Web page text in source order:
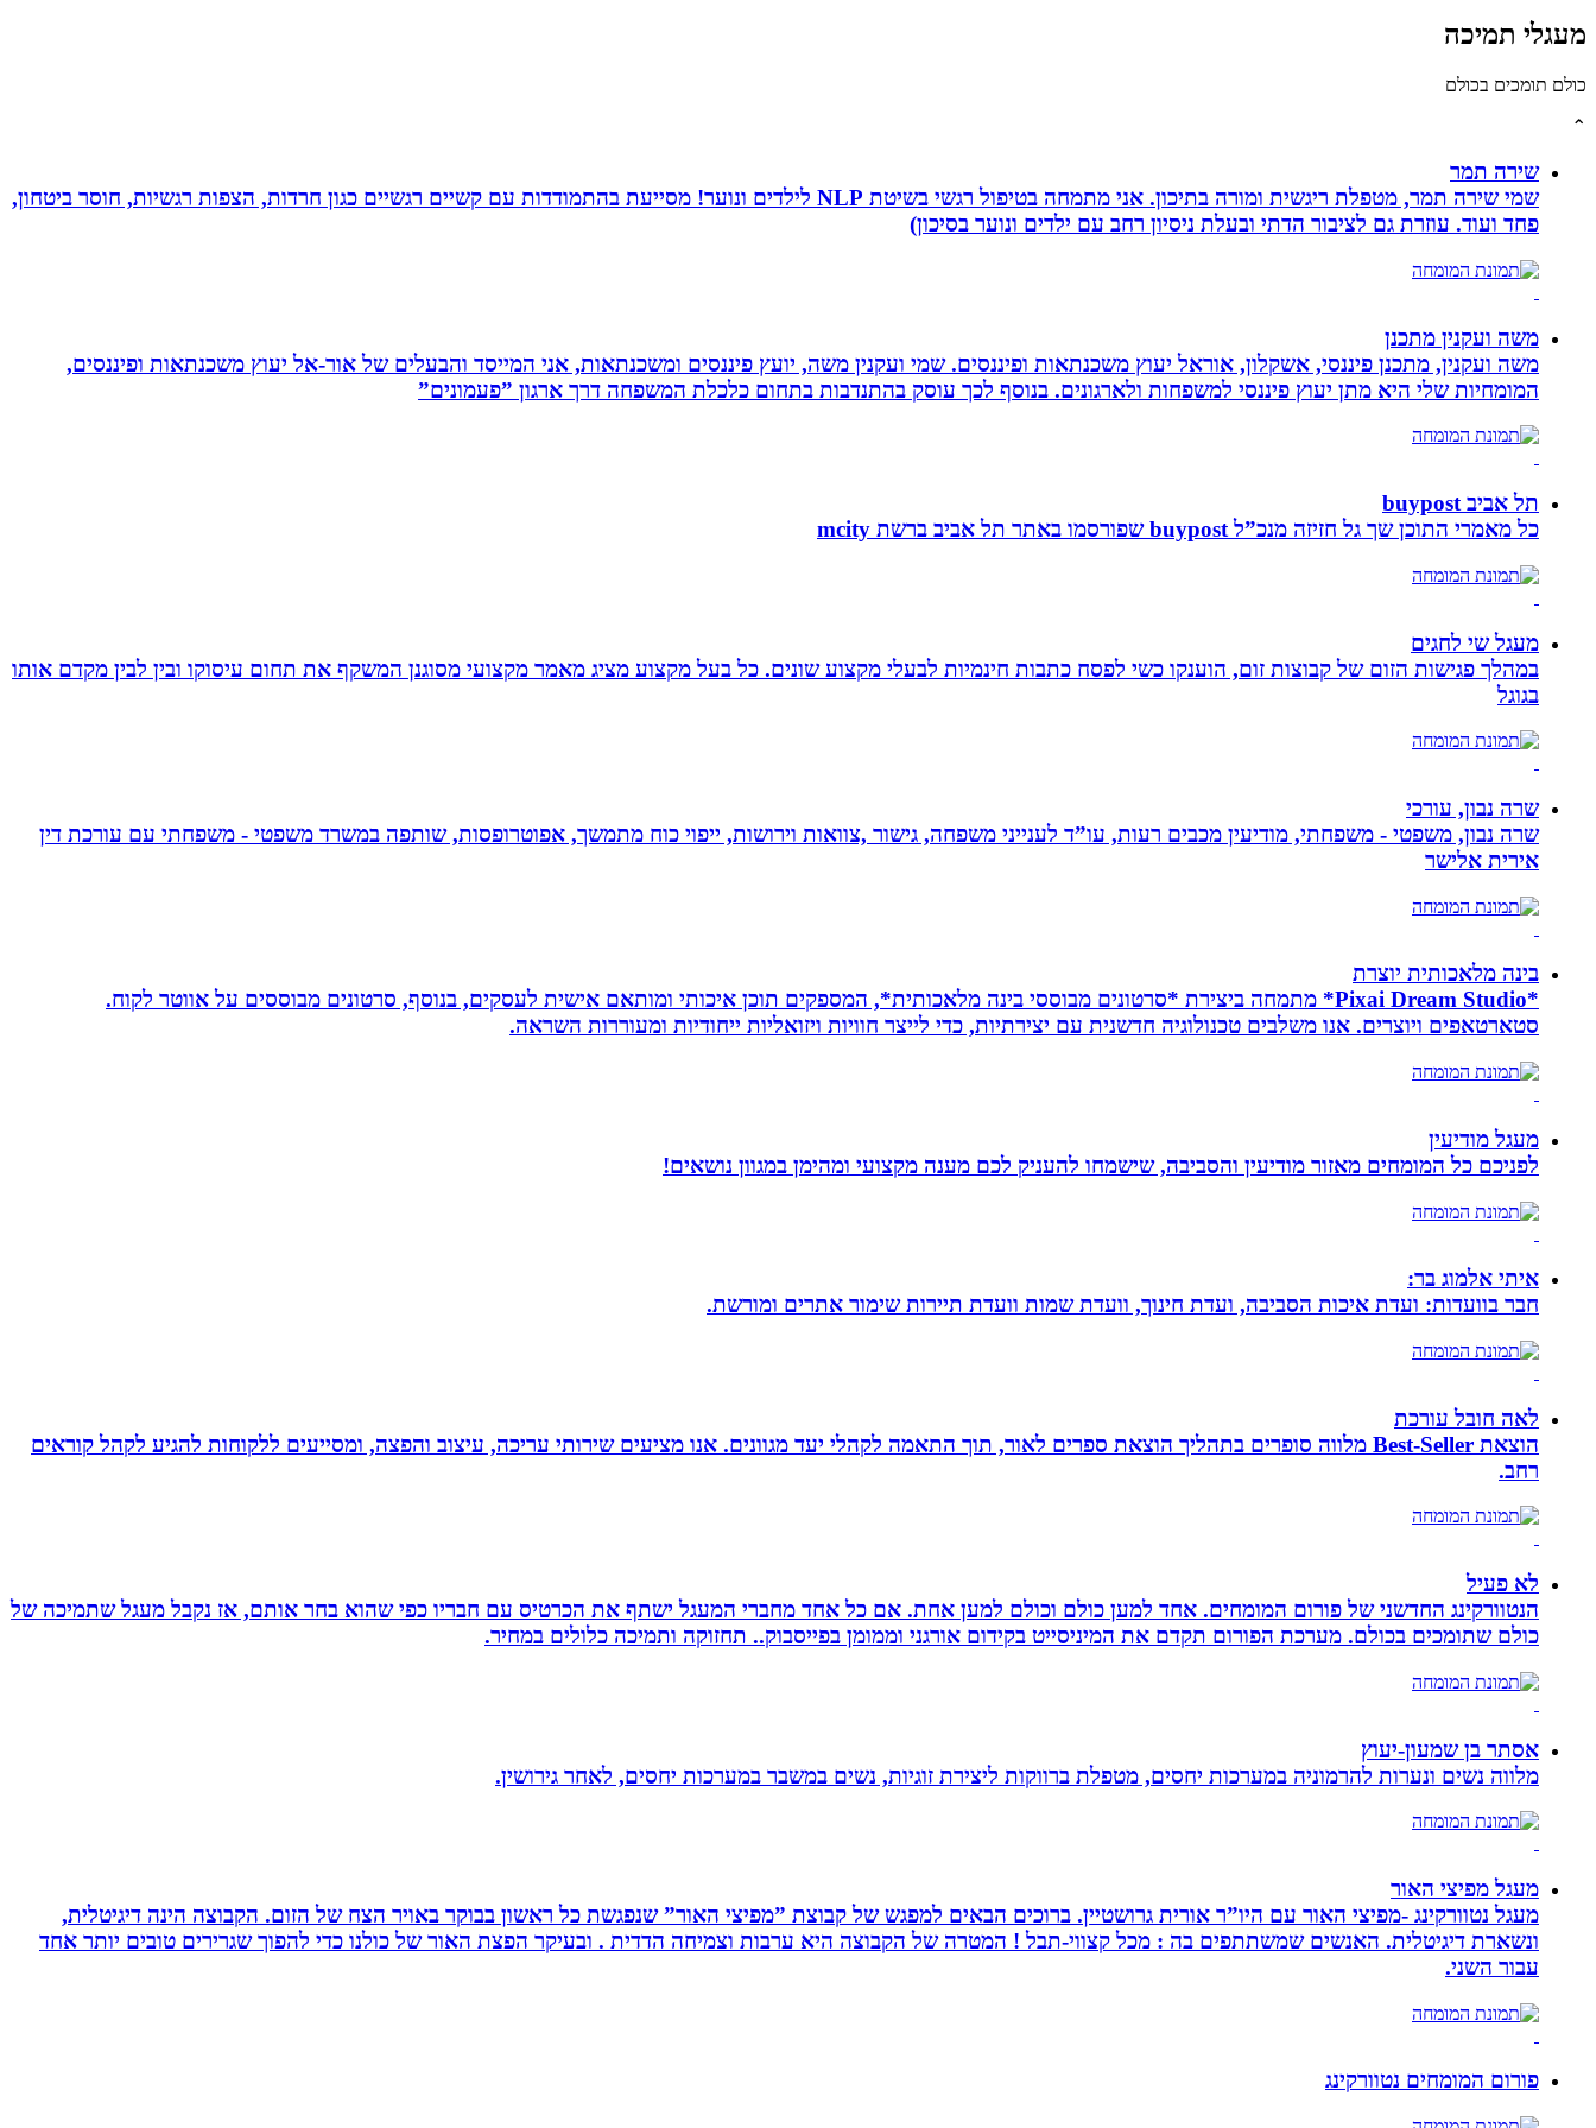
מעגלי תמיכה
כולם תומכים בכולם
⌃
שירה תמר
שמי שירה תמר, מטפלת ריגשית ומורה בתיכון. אני מתמחה בטיפול רגשי בשיטת NLP לילדים ונוער! מסייעת בהתמודדות עם קשיים רגשיים כגון חרדות, הצפות רגשיות, חוסר ביטחון,
פחד ועוד. עוזרת גם לציבור הדתי ובעלת ניסיון רחב עם ילדים ונוער בסיכון)
משה ועקנין מתכנן
משה ועקנין, מתכנן פיננסי, אשקלון, אוראל יעוץ משכנתאות ופיננסים. שמי ועקנין משה, יועץ פיננסים ומשכנתאות, אני המייסד והבעלים של אור-אל יעוץ משכנתאות ופיננסים,
המומחיות שלי היא מתן יעוץ פיננסי למשפחות ולארגונים. בנוסף לכך עוסק בהתנדבות בתחום כלכלת המשפחה דרך ארגון ”פעמונים”
תל אביב buypost
כל מאמרי התוכן שך גל חזיזה מנכ”ל buypost שפורסמו באתר תל אביב ברשת mcity
מעגל שי לחגים
במהלך פגישות הזום של קבוצות זום, הוענקו כשי לפסח כתבות חינמיות לבעלי מקצוע שונים. כל בעל מקצוע מציג מאמר מקצועי מסוגנן המשקף את תחום עיסוקו ובין לבין מקדם אותו
בגוגל
שרה נבון, עורכי
שרה נבון, משפטי - משפחתי, מודיעין מכבים רעות, עו”ד לענייני משפחה, גישור ,צוואות וירושות, ייפוי כוח מתמשך, אפוטרופסות, שותפה במשרד משפטי - משפחתי עם עורכת דין
אירית אלישר
בינה מלאכותית יוצרת
*Pixai Dream Studio* מתמחה ביצירת *סרטונים מבוססי בינה מלאכותית*, המספקים תוכן איכותי ומותאם אישית לעסקים, בנוסף, סרטונים מבוססים על אווטר לקוח.
סטארטאפים ויוצרים. אנו משלבים טכנולוגיה חדשנית עם יצירתיות, כדי לייצר חוויות ויזואליות ייחודיות ומעוררות השראה.
מעגל מודיעין
לפניכם כל המומחים מאזור מודיעין והסביבה, שישמחו להעניק לכם מענה מקצועי ומהימן במגוון נושאים!
איתי אלמוג בר:
חבר בוועדות: ועדת איכות הסביבה, ועדת חינוך, וועדת שמות וועדת תיירות שימור אתרים ומורשת.
לאה חובל עורכת
הוצאת Best-Seller מלווה סופרים בתהליך הוצאת ספרים לאור, תוך התאמה לקהלי יעד מגוונים. אנו מציעים שירותי עריכה, עיצוב והפצה, ומסייעים ללקוחות להגיע לקהל קוראים
רחב.
לא פעיל
הנטוורקינג החדשני של פורום המומחים. אחד למען כולם וכולם למען אחת. אם כל אחד מחברי המעגל ישתף את הכרטיס עם חבריו כפי שהוא בחר אותם, אז נקבל מעגל שתמיכה של
כולם שתומכים בכולם. מערכת הפורום תקדם את המיניסייט בקידום אורגני וממומן בפייסבוק.. תחזוקה ותמיכה כלולים במחיר.
אסתר בן שמעון-יעוץ
מלווה נשים ונערות להרמוניה במערכות יחסים, מטפלת ברווקות ליצירת זוגיות, נשים במשבר במערכות יחסים, לאחר גירושין.
מעגל מפיצי האור
מעגל נטוורקינג -מפיצי האור עם היו”ר אורית גרושטיין. ברוכים הבאים למפגש של קבוצת ”מפיצי האור” שנפגשת כל ראשון בבוקר באויר הצח של הזום. הקבוצה הינה דיגיטלית,
ונשארת דיגיטלית. האנשים שמשתתפים בה : מכל קצווי-תבל ! המטרה של הקבוצה היא ערבות וצמיחה הדדית . ובעיקר הפצת האור של כולנו כדי להפוך שגרירים טובים יותר אחד
עבור השני.
פורום המומחים נטוורקינג